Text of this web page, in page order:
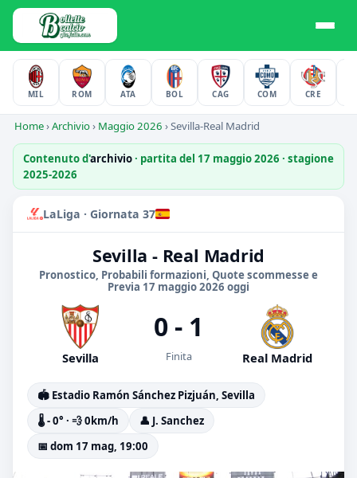
MIL ROM ATA BOL CAG COM CRE
Home›Archivio› Maggio 2026 ›Sevilla-Real Madrid
Contenuto d'archivio· partita del 17 maggio 2026 · stagione
2025-2026
LaLiga · Giornata 37
Sevilla - Real Madrid
Pronostico, Probabili formazioni, Quote scommesse e
Previa 17 maggio 2026 oggi
Sevilla
0 - 1
Finita Real Madrid
🏟️ Estadio Ramón Sánchez Pizjuán, Sevilla
🌡️ - 0° · 💨 0km/h
👤 J. Sanchez
📅 dom 17 mag, 19:00